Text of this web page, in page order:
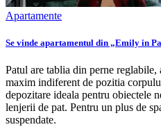
Apartamente
Se vinde apartamentul din „Emily in
Patul are tablia din perne
maxim indiferent de pozitia
depozitare ideala pentru obiectele
lenjerii de pat. Pentru un plus de
suspendate.